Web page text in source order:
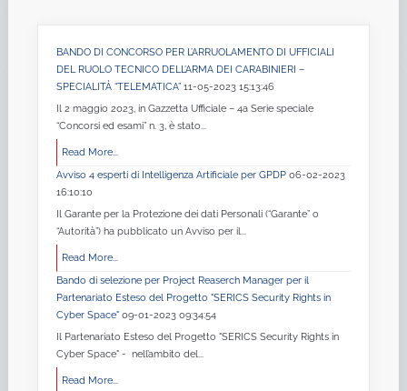
BANDO DI CONCORSO PER L’ARRUOLAMENTO DI UFFICIALI
DEL RUOLO TECNICO DELL’ARMA DEI CARABINIERI –
SPECIALITÀ “TELEMATICA” 11-05-2023 15:13:46
Il 2 maggio 2023, in Gazzetta Ufficiale – 4a Serie speciale
“Concorsi ed esami” n. 3, è stato...
Read More...
Avviso 4 esperti di Intelligenza Artificiale per GPDP 06-02-2023
16:10:10
Il Garante per la Protezione dei dati Personali (“Garante” o
“Autorità”) ha pubblicato un Avviso per il...
Read More...
Bando di selezione per Project Reaserch Manager per il
Partenariato Esteso del Progetto "SERICS Security Rights in
Cyber Space" 09-01-2023 09:34:54
Il Partenariato Esteso del Progetto "SERICS Security Rights in
Cyber Space" - nell’ambito del...
Read More...